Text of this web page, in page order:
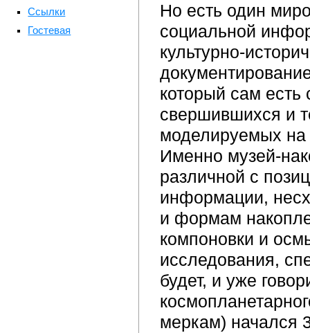
Ссылки
Гостевая
Но есть один
социальной
культурно-
который сам есть
свершившихся и
моделируемых на
Именно музей-
различной с
информации,
и формам
компоновки и
исследования,
будет, и уже
меркам) начался